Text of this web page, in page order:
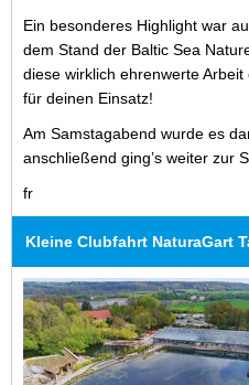
Ein besonderes Highlight war
dem Stand der Baltic Sea
diese wirklich ehrenwerte
für deinen Einsatz!
Am Samstagabend wurde es
anschließend ging’s weiter zur
fr
Kleine Clubfahrt NaturaGart